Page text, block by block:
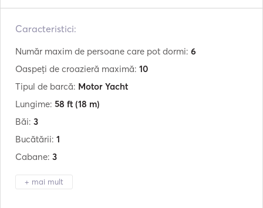
Caracteristici:
Număr maxim de persoane care pot dormi: 6
Oaspeți de croazieră maximă: 10
Tipul de barcă: Motor Yacht
Lungime: 58 ft (18 m)
Băi: 3
Bucătării: 1
Cabane: 3
+ mai mult